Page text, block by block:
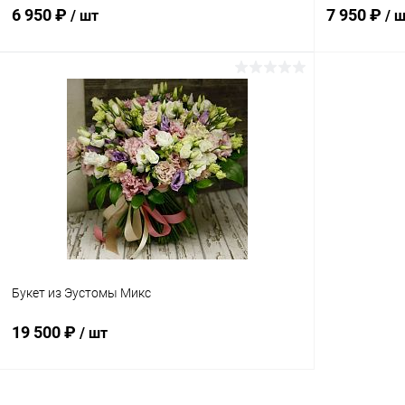
6 950 ₽ / шт
В корзину
Купить в 1 клик Сравнение
В избранное В наличии
7 950 ₽ /
Букет из Эустомы Микс
19 500 ₽ / шт